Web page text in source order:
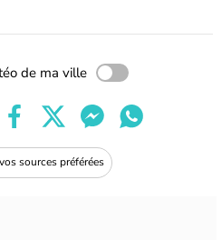
de ma ville
sources préférées